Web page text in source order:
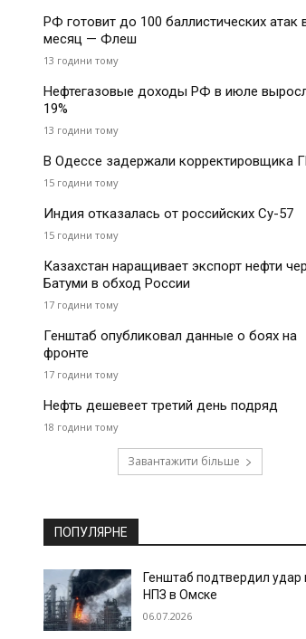
РФ готовит до 100 баллистических атак
месяц — Флеш
13 години тому
Нефтегазовые доходы РФ в июле
19%
13 години тому
В Одессе задержали корректировщика
15 години тому
Индия отказалась от российских Су-57
15 години тому
Казахстан наращивает экспорт нефти
Батуми в обход России
17 години тому
Генштаб опубликовал данные о боях на
фронте
17 години тому
Нефть дешевеет третий день подряд
18 години тому
Завантажити більше
ПОПУЛЯРНЕ
Генштаб подтвердил удар
НПЗ в Омске
06.07.2026